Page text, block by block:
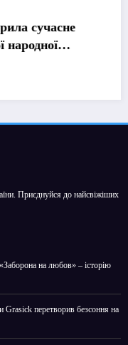
MAX BARSKIH
музичну главу
Приєднуйся до найсвіжіших
на любов» – історію
Grasick перетворив безсоння на